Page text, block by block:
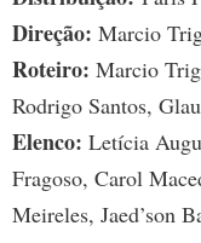
Direção: Marcio
Roteiro: Marcio
Rodrigo Santos,
Elenco: Letícia
Fragoso, Carol
Meireles, Jaed’son